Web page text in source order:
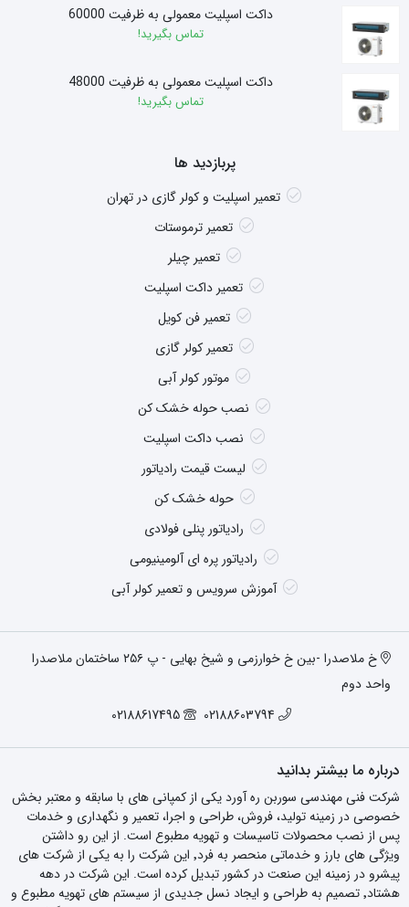
داکت اسپلیت معمولی به ظرفیت 60000
تماس بگیرید!
داکت اسپلیت معمولی به ظرفیت 48000
تماس بگیرید!
پربازدید ها
تعمیر اسپلیت و کولر گازی در تهران
تعمیر ترموستات
تعمیر چیلر
تعمیر داکت اسپلیت
تعمیر فن کویل
تعمیر کولر گازی
موتور کولر آبی
نصب حوله خشک کن
نصب داکت اسپلیت
لیست قیمت رادیاتور
حوله خشک کن
رادیاتور پنلی فولادی
رادیاتور پره ای آلومینیومی
آموزش سرویس و تعمیر کولر آبی
خ ملاصدرا -بین خ خوارزمی و شیخ بهایی - پ ۲۵۶ ساختمان ملاصدرا
واحد دوم
02188603794
02188617495
درباره ما بیشتر بدانید
شرکت فنی مهندسی سوربن ره آورد یکی از کمپانی های با سابقه و معتبر بخش
خصوصی در زمینه تولید، فروش، طراحی و اجرا، تعمیر و نگهداری و خدمات
پس از نصب محصولات تاسیسات و تهویه مطبوع است. از این رو داشتن
ویژگی های بارز و خدماتی منحصر به فرد٬ این شرکت را به یکی از شرکت های
پیشرو در زمینه این صنعت در کشور تبدیل کرده است. این شرکت در دهه
هشتاد٬ تصمیم به طراحی و ایجاد نسل جدیدی از سیستم های تهویه مطبوع و